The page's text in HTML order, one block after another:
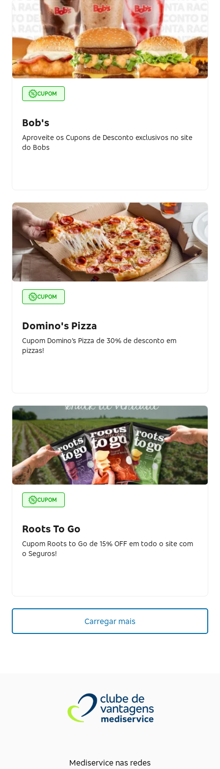
CUPOM
Bob's
Aproveite os Cupons de Desconto exclusivos no site
do Bobs
CUPOM
Domino's Pizza
Cupom Domino’s Pizza de 30% de desconto em
pizzas!
CUPOM
Roots To Go
Cupom Roots to Go de 15% OFF em todo o site com
o Seguros!
Carregar mais
Mediservice nas redes